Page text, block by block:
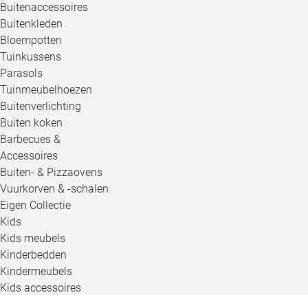
Buitenaccessoires
Buitenkleden
Bloempotten
Tuinkussens
Parasols
Tuinmeubelhoezen
Buitenverlichting
Buiten koken
Barbecues &
Accessoires
Buiten- & Pizzaovens
Vuurkorven & -schalen
Eigen Collectie
Kids
Kids meubels
Kinderbedden
Kindermeubels
Kids accessoires